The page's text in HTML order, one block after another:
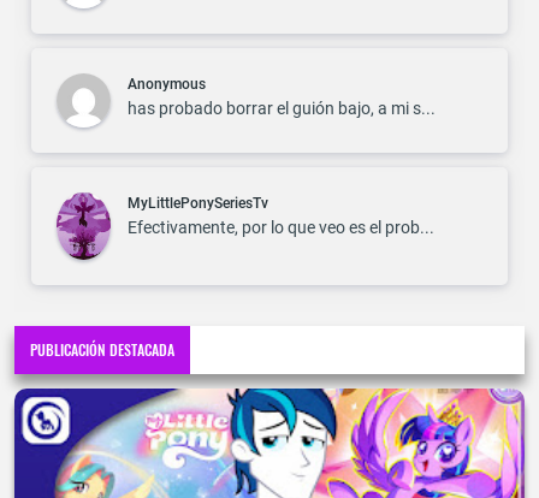
Anonymous
has probado borrar el guión bajo, a mi s...
MyLittlePonySeriesTv
Efectivamente, por lo que veo es el prob...
PUBLICACIÓN DESTACADA